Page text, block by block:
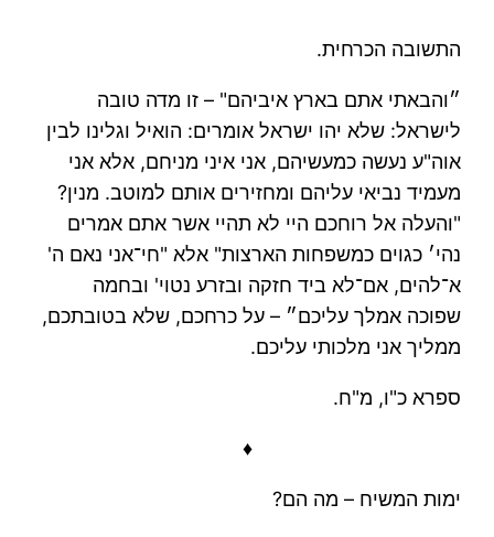
התשובה הכרחית.
״והבאתי אתם בארץ איביהם" – זו מדה טובה
לישראל: שלא יהו ישראל אומרים: הואיל וגלינו לבין
אוה"ע נעשה כמעשיהם, אני איני מניחם, אלא אני
מעמיד נביאי עליהם ומחזירים אותם למוטב. מנין?
"והעלה אל רוחכם היי לא תהיי אשר אתם אמרים
נהי׳ כגוים כמשפחות הארצות" אלא "חי־אני נאם ה'
א־להים, אם־לא ביד חזקה ובזרע נטוי' ובחמה
שפוכה אמלך עליכם״ – על כרחכם, שלא בטובתכם,
ממליך אני מלכותי עליכם.
ספרא כ"ו, מ"ח.
♦
ימות המשיח – מה הם?